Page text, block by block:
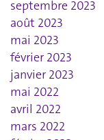
septembre 2023
août 2023
mai 2023
février 2023
janvier 2023
mai 2022
avril 2022
mars 2022